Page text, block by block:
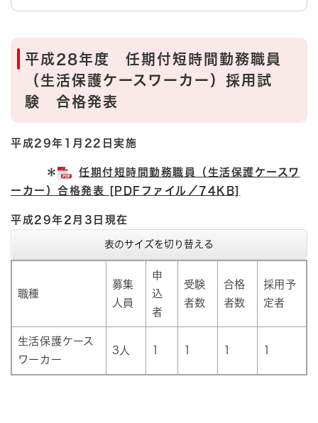
平成28年度 任期付短時間勤務職員
（生活保護ケースワーカー）採用試
験 合格発表
平成29年1月22日実施
＊
任期付短時間勤務職員（生活保護ケースワ
ーカー）合格発表 [PDFファイル／74KB]
平成29年2月3日現在
表のサイズを切り替える
職種
募集
人員
申
込
者
受験
者数
合格
者数
採用予
定者
生活保護ケース
ワーカー
3人